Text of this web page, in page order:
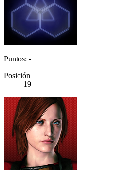
Puntos: -
Posición
19